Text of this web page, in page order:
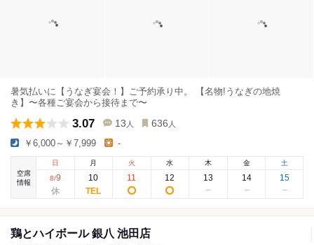
暑気払いに【うなぎ宴会！】ご予約承り中。 【名物!うなぎの地焼
き】〜各種ご宴会から接待まで〜
3.07 13 人 636 人
￥6,000～￥7,999 -
空席
情報
日
8/9
月
10
火
11
水
12
木
13
金
14
土
15
鶏とハイボール 銀八 池田店